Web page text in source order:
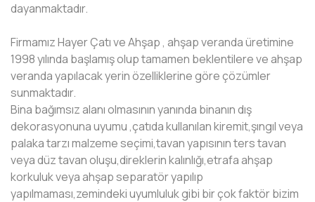
dayanmaktadır.
Firmamız Hayer Çatı ve Ahşap , ahşap veranda üretimine
1998 yılında başlamış olup tamamen beklentilere ve ahşap
veranda yapılacak yerin özelliklerine göre çözümler
sunmaktadır.
Bina bağımsız alanı olmasının yanında binanın dış
dekorasyonuna uyumu ,çatıda kullanılan kiremit,şıngıl veya
palaka tarzı malzeme seçimi,tavan yapısının ters tavan
veya düz tavan oluşu,direklerin kalınlığı,etrafa ahşap
korkuluk veya ahşap separatör yapılıp
yapılmaması,zemindeki uyumluluk gibi bir çok faktör bizim